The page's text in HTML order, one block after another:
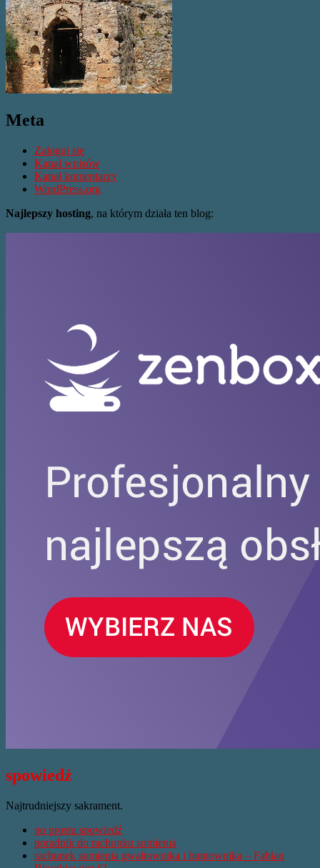
Meta
Zaloguj się
Kanał wpisów
Kanał komentarzy
WordPress.org
Najlepszy hosting, na którym działa ten blog:
spowiedź
Najtrudniejszy sakrament.
po prostu spowiedź
poradnik do rachunku sumienia
rachunek sumienia gwałtownika i buntownika – Fabian